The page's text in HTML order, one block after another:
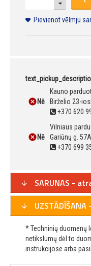
Pievienot vēlmju
Nē
Kauno
Birželio 23-
+370 620
Nē
Vilniaus
Gariūnų g.
+370 699
SARUNAS -
* Techninių duomenų
netikslumų dėl to
instrukcijose arba